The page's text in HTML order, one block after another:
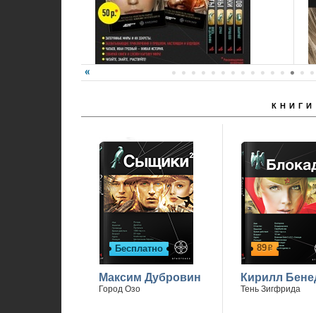
24 апреля стартовали продажи 2 книги
КНИГИ
Бесплатно
Максим Дубровин
Город Озо
89р
Кирилл
Тень Зигфрида